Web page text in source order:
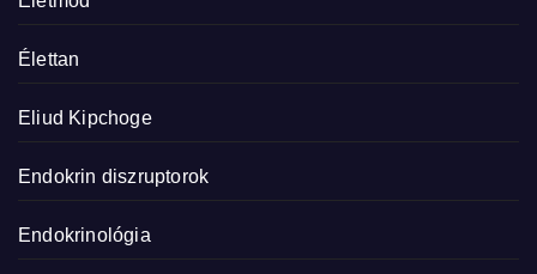
Élettan
Eliud Kipchoge
Endokrin diszruptorok
Endokrinológia